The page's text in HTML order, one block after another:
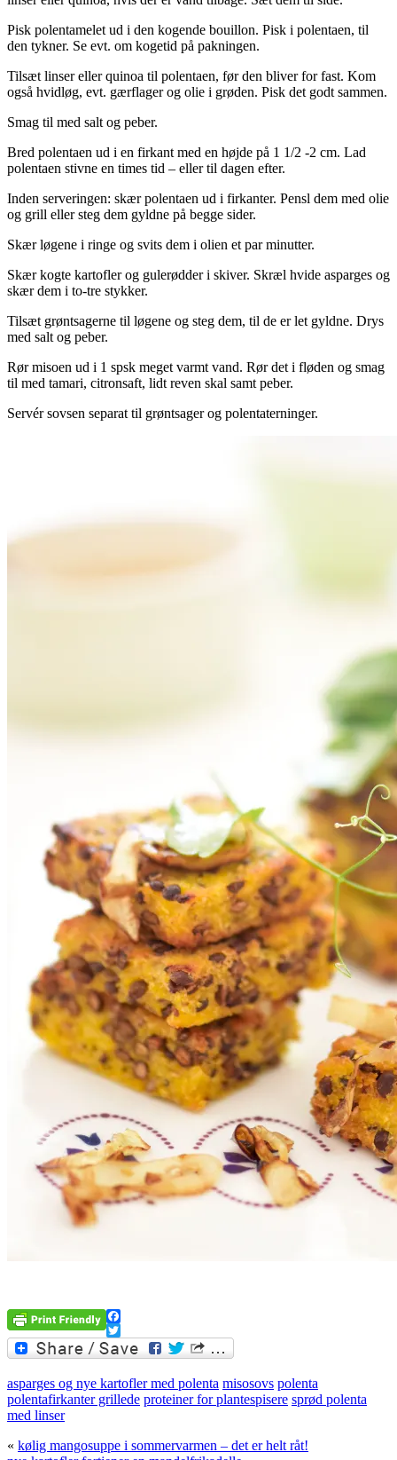
Pisk polentamelet ud i den kogende bouillon. Pisk i polentaen, til
den tykner. Se evt. om kogetid på pakningen.
Tilsæt linser eller quinoa til polentaen, før den bliver for fast. Kom
også hvidløg, evt. gærflager og olie i grøden. Pisk det godt sammen.
Smag til med salt og peber.
Bred polentaen ud i en firkant med en højde på 1 1/2 -2 cm. Lad
polentaen stivne en times tid – eller til dagen efter.
Inden serveringen: skær polentaen ud i firkanter. Pensl dem med olie
og grill eller steg dem gyldne på begge sider.
Skær løgene i ringe og svits dem i olien et par minutter.
Skær kogte kartofler og gulerødder i skiver. Skræl hvide asparges og
skær dem i to-tre stykker.
Tilsæt grøntsagerne til løgene og steg dem, til de er let gyldne. Drys
med salt og peber.
Rør misoen ud i 1 spsk meget varmt vand. Rør det i fløden og smag
til med tamari, citronsaft, lidt reven skal samt peber.
Servér sovsen separat til grøntsager og polentaterninger.
Facebook
Twitter
asparges og nye kartofler med polenta misosovs polenta
polentafirkanter grillede proteiner for plantespisere sprød polenta
med linser
« kølig mangosuppe i sommervarmen – det er helt råt!